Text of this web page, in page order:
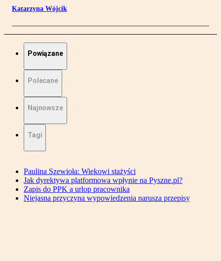
Katarzyna Wójcik
Powiązane
Polecane
Najnowsze
Tagi
Paulina Szewioła: Wiekowi stażyści
Jak dyrektywa platformowa wpłynie na Pyszne.pl?
Zapis do PPK a urlop pracownika
Niejasna przyczyna wypowiedzenia narusza przepisy